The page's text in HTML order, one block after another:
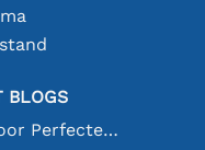
BLOGS
Solderen als een Pro: Tips voor Perfecte Elektronische Verbindingen